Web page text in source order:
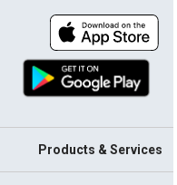
Products & Services